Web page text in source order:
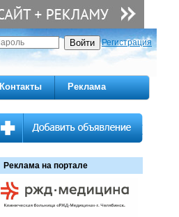
Регистрация
Контакты Реклама
Реклама на портале